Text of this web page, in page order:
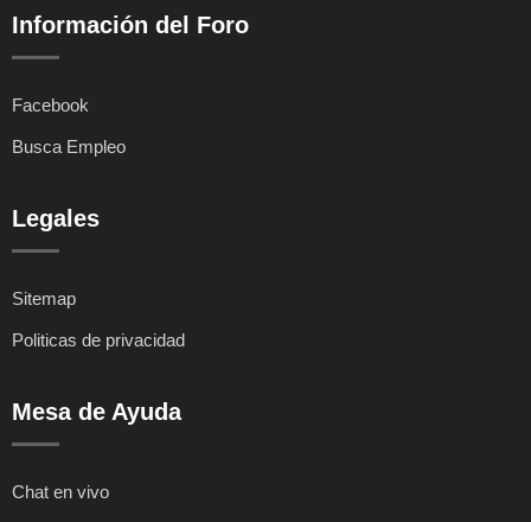
Información del Foro
Facebook
Busca Empleo
Legales
Sitemap
Politicas de privacidad
Mesa de Ayuda
Chat en vivo